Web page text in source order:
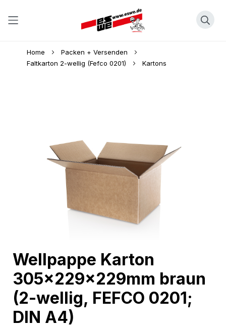
Home
Packen + Versenden
Faltkarton 2-wellig (Fefco 0201)
Kartons
to
the
beginning
of
the
Wellpappe Karton
305x229x229mm braun
(2-wellig, FEFCO 0201;
DIN A4)